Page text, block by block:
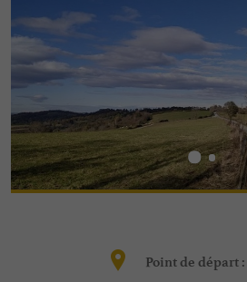
Point de départ :